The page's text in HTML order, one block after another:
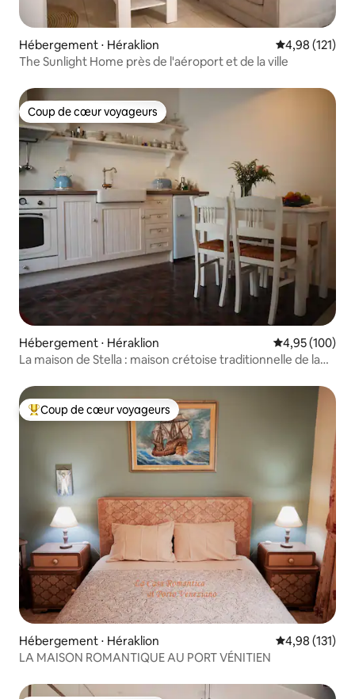
Hébergement ⋅ Héraklion Évaluation
4,98 (121)
The Sunlight Home près de l'aéroport et de la ville
Coup de cœur voyageurs
Coup de cœur voyageurs
Hébergement ⋅ Héraklion Évaluation
4,95 (100)
La maison de Stella : maison crétoise traditionnelle de la
Coups de cœur voyageurs les plus appréciés
Coup de cœur voyageurs
Hébergement ⋅ Héraklion Évaluation
4,98 (131)
LA MAISON ROMANTIQUE AU PORT VÉNITIEN